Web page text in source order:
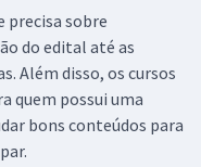
precisa sobre
do edital até as
Além disso, os cursos
quem possui uma
bons conteúdos para